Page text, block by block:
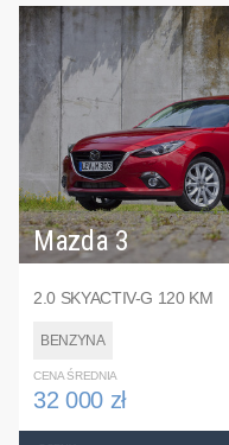
Mazda 3
2.0 SKYACTIV-G 120 KM
BENZYNA
CENA ŚREDNIA
32 000 zł